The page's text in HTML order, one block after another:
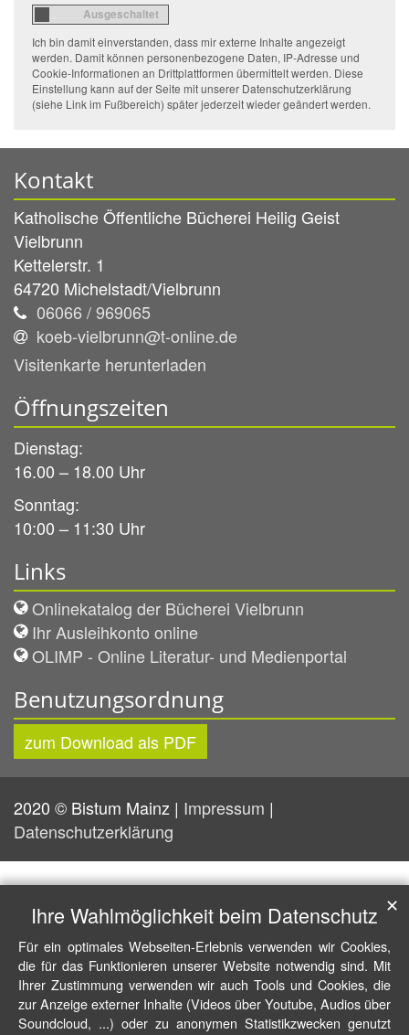
Ich bin damit einverstanden, dass mir externe Inhalte angezeigt
werden. Damit können personenbezogene Daten, IP-Adresse und
Cookie-Informationen an Drittplattformen übermittelt werden. Diese
Einstellung kann auf der Seite mit unserer Datenschutzerklärung
(siehe Link im Fußbereich) später jederzeit wieder geändert werden.
Kontakt
Katholische Öffentliche Bücherei Heilig Geist
Vielbrunn
Kettelerstr. 1
64720 Michelstadt/Vielbrunn
06066 / 969065
koeb-vielbrunn@t-online.de
Visitenkarte herunterladen
Öffnungszeiten
Dienstag:
16.00 – 18.00 Uhr
Sonntag:
10:00 – 11:30 Uhr
Links
Onlinekatalog der Bücherei Vielbrunn
Ihr Ausleihkonto online
OLIMP - Online Literatur- und Medienportal
Benutzungsordnung
zum Download als PDF
2020 © Bistum Mainz | Impressum |
Datenschutzerklärung
Ihre Wahlmöglichkeit beim Datenschutz
Für ein optimales Webseiten-Erlebnis verwenden wir Cookies,
die für das Funktionieren unserer Website notwendig sind. Mit
Ihrer Zustimmung verwenden wir auch Tools und Cookies, die
zur Anzeige externer Inhalte (Videos über Youtube, Audios über
Soundcloud, ...) oder zu anonymen Statistikzwecken genutzt
✕